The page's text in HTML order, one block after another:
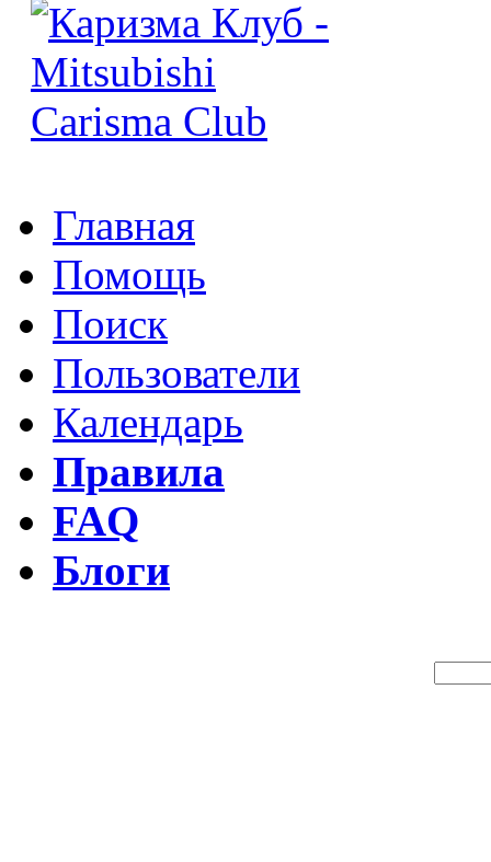
Главная
Помощь
Поиск
Пользователи
Календарь
Правила
FAQ
Блоги